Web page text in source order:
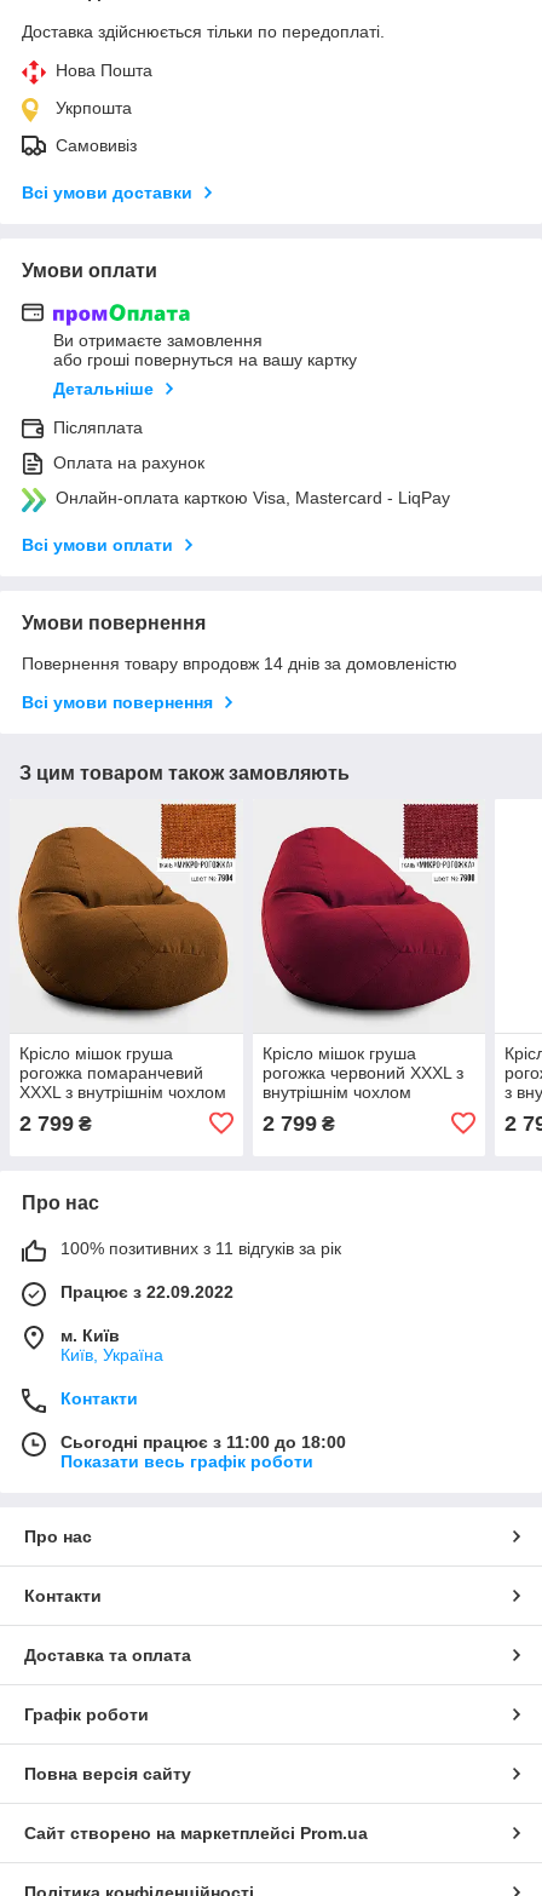
Доставка здійснюється тільки по передоплаті.
Нова Пошта
Укрпошта
Самовивіз
Всі умови доставки
Умови оплати
Ви отримаєте замовлення
або гроші повернуться на вашу картку
Детальніше
Післяплата
Оплата на рахунок
Онлайн-оплата карткою Visa, Mastercard - LiqPay
Всі умови оплати
Умови повернення
Повернення товару впродовж 14 днів за домовленістю
Всі умови повернення
З цим товаром також замовляють
Крісло мішок груша
рогожка помаранчевий
XXXL з внутрішнім чохлом
2 799 ₴
Крісло мішок груша
рогожка червоний XXXL з
внутрішнім чохлом
2 799₴
з
2
Про нас
100% позитивних з 11 відгуків за рік
Працює з 22.09.2022
м. Київ
Київ, Україна
Контакти
Сьогодні працює з 11:00 до 18:00
Показати весь графік роботи
Про нас
Контакти
Доставка та оплата
Графік роботи
Повна версія сайту
Сайт створено на маркетплейсі Prom.ua
Політика конфіденційності